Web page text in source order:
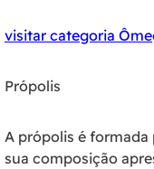
visitar categoria
Própolis
A própolis é formada
sua composição